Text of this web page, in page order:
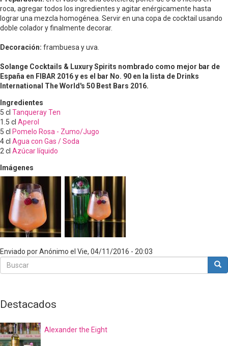
roca, agregar todos los ingredientes y agitar enérgicamente hasta
lograr una mezcla homogénea. Servir en una copa de cocktail usando
doble colador y finalmente decorar.
Decoración: frambuesa y uva.
Solange Cocktails & Luxury Spirits nombrado como mejor bar de
España en FIBAR 2016 y es el bar No. 90 en la lista de Drinks
International The World's 50 Best Bars 2016.
Ingredientes
5 cl Tanqueray Ten
1.5 cl Aperol
5 cl Pomelo Rosa - Zumo/Jugo
4cl Agua con Gas / Soda
2cl Azúcar líquido
Imágenes
Enviado porAnónimo el Vie, 04/11/2016 - 20:03
Buscar
Buscar
Destacados
Alexander the Eight